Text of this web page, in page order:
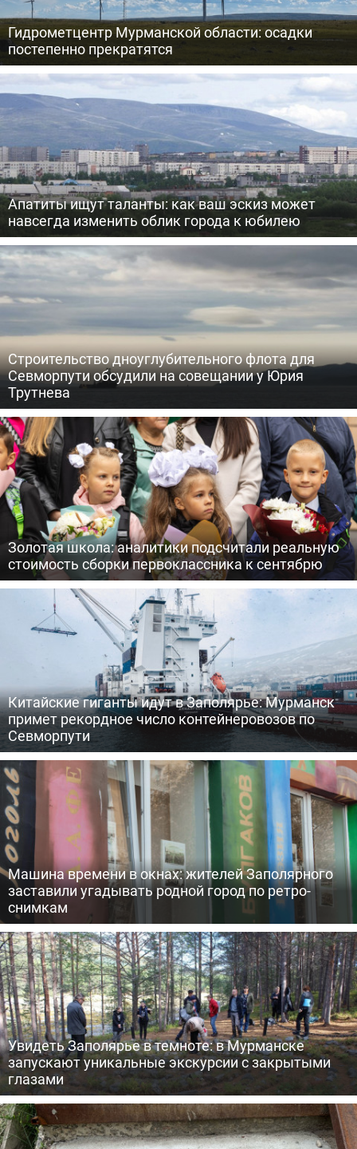
Гидрометцентр Мурманской области: осадки
постепенно прекратятся
Апатиты ищут таланты: как ваш эскиз может
навсегда изменить облик города к юбилею
Строительство дноуглубительного флота для
Севморпути обсудили на совещании у Юрия
Трутнева
Золотая школа: аналитики подсчитали реальную
стоимость сборки первоклассника к сентябрю
Китайские гиганты идут в Заполярье: Мурманск
примет рекордное число контейнеровозов по
Севморпути
Машина времени в окнах: жителей Заполярного
заставили угадывать родной город по ретро-
снимкам
Увидеть Заполярье в темноте: в Мурманске
запускают уникальные экскурсии с закрытыми
глазами